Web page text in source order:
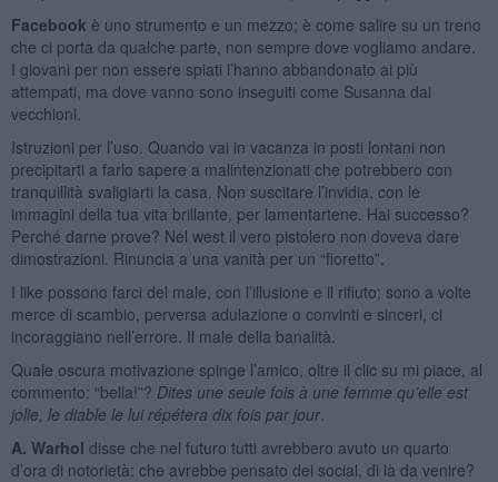
Facebook è uno strumento e un mezzo; è come salire su un treno
che ci porta da qualche parte, non sempre dove vogliamo andare.
I giovani per non essere spiati l’hanno abbandonato ai più
attempati, ma dove vanno sono inseguiti come Susanna dai
vecchioni.
Istruzioni per l’uso. Quando vai in vacanza in posti lontani non
precipitarti a farlo sapere a malintenzionati che potrebbero con
tranquillità svaligiarti la casa. Non suscitare l’invidia, con le
immagini della tua vita brillante, per lamentartene. Hai successo?
Perché darne prove? Nel west il vero pistolero non doveva dare
dimostrazioni. Rinuncia a una vanità per un “fioretto”.
I like possono farci del male, con l’illusione e il rifiuto; sono a volte
merce di scambio, perversa adulazione o convinti e sinceri, ci
incoraggiano nell’errore. Il male della banalità.
Quale oscura motivazione spinge l’amico, oltre il clic su mi piace, al
commento: “bella!”? Dites une seule fois à une femme qu’elle est
jolie, le diable le lui répétera dix fois par jour.
A. Warhol disse che nel futuro tutti avrebbero avuto un quarto
d’ora di notorietà: che avrebbe pensato dei social, di là da venire?